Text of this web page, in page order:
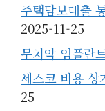
주택담보대출
2025-11-25
무치악 임플란
세스코 비용 상
25